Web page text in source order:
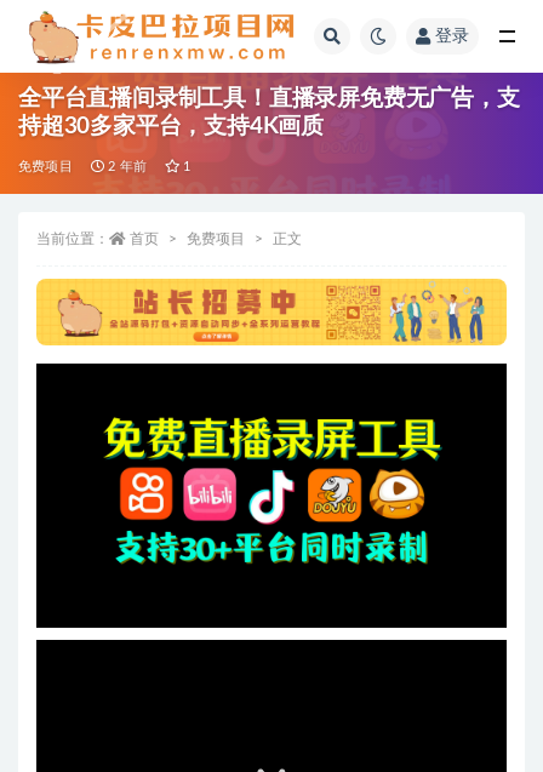
登录
全平台直播间录制工具！直播录屏免费无广告，支
持超30多家平台，支持4K画质
免费项目 2 年前 1
当前位置： 首页 免费项目 正文
全部